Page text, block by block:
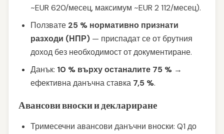
~EUR 620/месец, максимум ~EUR 2 112/месец).
Ползвате 25 % нормативно признати
разходи (НПР) — приспадат се от брутния
доход без необходимост от документиране.
Данък: 10 % върху останалите 75 % →
ефективна данъчна ставка 7,5 %.
Авансови вноски и деклариране
Тримесечни авансови данъчни вноски: Q1 до